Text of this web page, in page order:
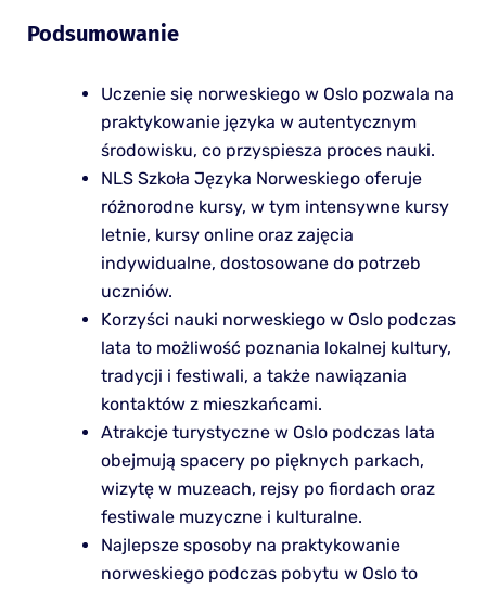
Podsumowanie
Uczenie się norweskiego w Oslo pozwala na
praktykowanie języka w autentycznym
środowisku, co przyspiesza proces nauki.
NLS Szkoła Języka Norweskiego oferuje
różnorodne kursy, w tym intensywne kursy
letnie, kursy online oraz zajęcia
indywidualne, dostosowane do potrzeb
uczniów.
Korzyści nauki norweskiego w Oslo podczas
lata to możliwość poznania lokalnej kultury,
tradycji i festiwali, a także nawiązania
kontaktów z mieszkańcami.
Atrakcje turystyczne w Oslo podczas lata
obejmują spacery po pięknych parkach,
wizytę w muzeach, rejsy po fiordach oraz
festiwale muzyczne i kulturalne.
Najlepsze sposoby na praktykowanie
norweskiego podczas pobytu w Oslo to